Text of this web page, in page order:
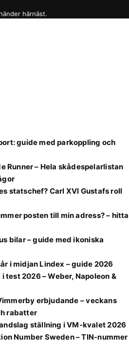
härnäst.
guide med parkoppling och
Runner – Hela skådespelarlistan
statschef? Carl XVI Gustafs roll
posten till min adress? – hitta
bilar – guide med ikoniska
i midjan Lindex – guide 2026
test 2026 – Weber, Napoleon &
erbjudande – veckans
rabatter
ställning i VM-kvalet 2026
Number Sweden – TIN-nummer